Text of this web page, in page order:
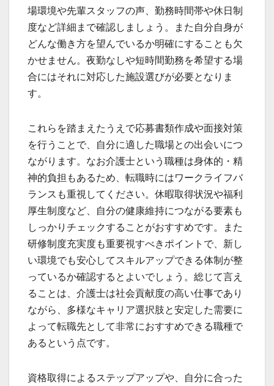
場環境や先輩スタッフの声、勤務時間帯や休日制
度など詳細まで確認しましょう。また自分自身が
どんな働き方を望んでいるか明確にすることも欠
かせません。夜勤なしや短時間勤務を希望する場
合にはそれに対応した施設選びが必要となりま
す。
これらを踏まえたうえで応募書類作成や面接対策
を行うことで、自分に適した職場との出会いにつ
ながります。なお介護士という職種は身体的・精
神的負担もあるため、転職時にはワークライフバ
ランスも重視してください。休暇取得状況や福利
厚生制度など、自分の健康維持につながる要素も
しっかりチェックすることがおすすめです。また
研修制度充実度も重要視すべきポイントで、新し
い環境でも安心してスキルアップできる体制が整
っているか確認するとよいでしょう。総じて言え
ることは、介護士は社会貢献度の高い仕事であり
ながら、多様なキャリア選択肢と安定した需要に
よって転職先として非常におすすめできる職種で
あるという点です。
資格取得によるステップアップや、自分に合った